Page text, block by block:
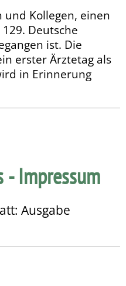
und Kollegen, einen
Deutsche
ist. Die
erster Ärztetag als
in Erinnerung
- Impressum
Ausgabe